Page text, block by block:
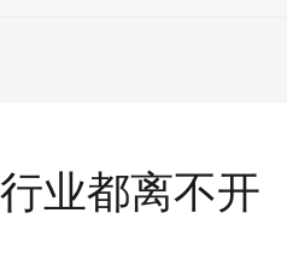
业都离不开